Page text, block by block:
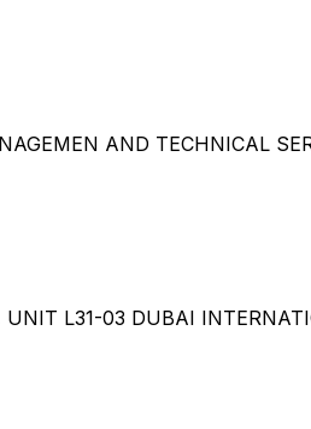
AND TECHNICAL
UNIT L31-03 DUBAI